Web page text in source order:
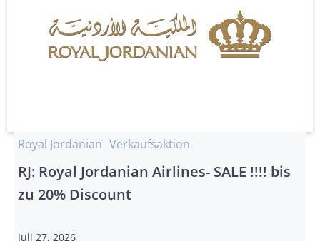
Royal Jordanian Verkaufsaktion
RJ: Royal Jordanian Airlines- SALE !!!! bis
zu 20% Discount
Juli 27, 2026